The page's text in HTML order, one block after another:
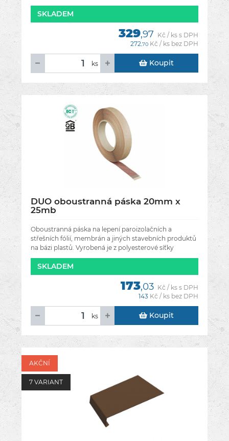
stejně jako tak i k
SKLADEM
329,97 Kč / ks s DPH
272,70 Kč / ks bez DPH
ks Koupit
DUO oboustranná páska 20mm x
25mb
Oboustranná páska na lepení paroizolačních a
střešních fólií, membrán a jiných stavebních produktů
na bázi plastů. Vyrobená je z polyesterové síťky
pokryté oboustrannou
SKLADEM
173,03 Kč / ks s DPH
143 Kč / ks bez DPH
ks Koupit
AKČNÍ
7 VARIANT